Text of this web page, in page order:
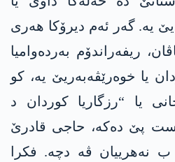
یە. گەر ئەم دیرۆکا ھەری
ریفەراندۆم بەردەوامیا
یا خوەرێڤەبەریێ یە، کو
یا “رزگاریا کوردان د
پێ دەکە، حاجی قادرێ
نەھرییان ڤە دچە. فکرا